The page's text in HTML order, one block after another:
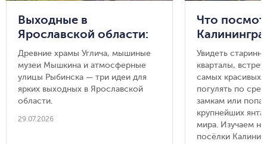
Выходные в
Ярославской области:
Углич, Мышкин и
Рыбинск
Древние храмы Углича, мышиные
музеи Мышкина и атмосферные
улицы Рыбинска — три идеи для
ярких выходных в Ярославской
области.
29.07.2026
Что
области: 8
городов,
съездить из
Увидеть
кварталы,
самых красивых
погулять по
замкам или
крупнейших
мира. Изучаем
посёлки